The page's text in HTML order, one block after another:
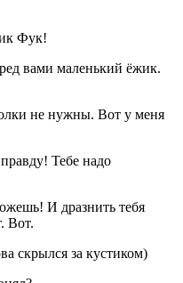
Фук!
вами маленький ёжик.
не нужны. Вот у меня
Тебе надо
И дразнить тебя
Вот.
скрылся за кустиком)